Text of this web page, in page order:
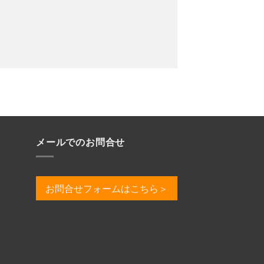
メールでのお問合せ
お問合せフォームはこちら＞